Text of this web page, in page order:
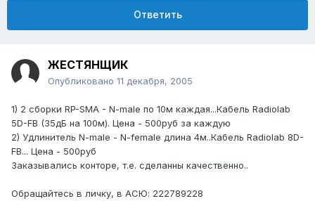
Ответить
ЖЕСТЯНЩИК
Опубликовано 11 декабря, 2005
1) 2 сборки RP-SMA - N-male по 10м каждая...Кабель Radiolab
5D-FB (35дБ на 100м). Цена - 500руб за каждую
2) Удлинитель N-male - N-female длина 4м..Кабель Radiolab 8D-
FB... Цена - 500руб
Заказывались конторе, т.е. сделанны качественно..
Обращайтесь в личку, в АСЮ: 222789228